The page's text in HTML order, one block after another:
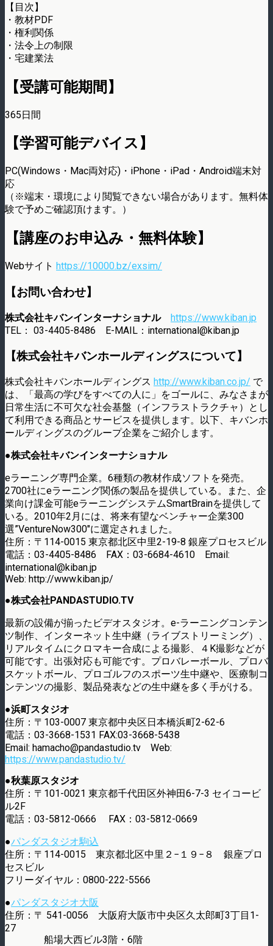
【目次】
・教材PDF
・権利関係
・法令上の制限
・宅建業法
【受講可能期間】
365日間
【学習可能デバイス】
PC(Windows・Mac両対応)・iPhone・iPad・Android端末対
応
（※端末・環境により閲覧できない場合があります。無料体
験で予めご確認頂けます。）
【講座のお申込み・無料体験】
Webサイト https://10000.bz/exsim/
【お問い合わせ】
株式会社キバンインターナショナル
https://www.kiban.jp
TEL： 03-4405-8486 E-MAIL：international@kiban.jp
【株式会社キバンホールディングスについて】
株式会社キバンホールディングス http://www.kiban.co.jp/ で
は、「最高の学びをすべての人に」をゴールに、みなさまが
日常生活に不可欠な社会基盤（インフラストラクチャ）とし
て利用できる商品とサービスを提供します。以下、キバンホ
ールディングスのグループ企業をご紹介します。
●株式会社キバンインターナショナル
eラーニング専門企業。6種類の教材作成ソフトを発売。
2700社にeラーニング関係の製品を提供している。また、企
業向け課金可能eラーニングシステムSmartBrainを提供して
いる。2010年2月には、将来有望なベンチャー企業300
選”VentureNow300″に選定されました。
住所：〒114-0015 東京都北区中里2-19-8 銀座プロセスビル
電話：03-4405-8486 FAX：03-6684-4610 Email:
international@kiban.jp
Web: http://www.kiban.jp/
●株式会社PANDASTUDIO.TV
最新の設備が揃ったビデオスタジオ。e-ラーニングコンテン
ツ制作、インターネット生中継（ライブストリーミング）、
リアルタイムにクロマキー合成による撮影、４K撮影などが
可能です。出張対応も可能です。プロバレーボール、プロバ
スケットボール、プロゴルフのスポーツ生中継や、医療制コ
ンテンツの撮影、製品発表などの生中継を多く手がける。
●浜町スタジオ
住所：〒103-0007 東京都中央区日本橋浜町2-62-6
電話：03-3668-1531 FAX:03-3668-5438
Email: hamacho@pandastudio.tv Web:
https://www.pandastudio.tv/
●秋葉原スタジオ
住所：〒101-0021 東京都千代田区外神田6-7-3 セイコービ
ル2F
電話：03-5812-0666 FAX：03-5812-0669
●パンダスタジオ駒込
住所：〒114-0015 東京都北区中里２−１９−８ 銀座プロ
セスビル
フリーダイヤル：0800-222-5566
●パンダスタジオ大阪
住所：〒 541-0056 大阪府大阪市中央区久太郎町3丁目1-
27
船場大西ビル3階・6階